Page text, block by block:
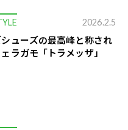
2026.2.5
シューズの最高峰と称され
ラガモ「トラメッザ」